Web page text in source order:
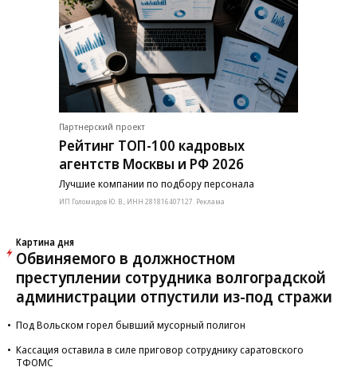
Партнерский проект
Рейтинг ТОП-100 кадровых
агентств Москвы и РФ 2026
Лучшие компании по подбору персонала
ИП Голомидов Ю. В., ИНН 281816407127. Реклама
Картина дня
Обвиняемого в должностном
преступлении сотрудника волгоградской
администрации отпустили из-под стражи
Под Вольском горел бывший мусорный полигон
Кассация оставила в силе приговор сотруднику саратовского
ТФОМС